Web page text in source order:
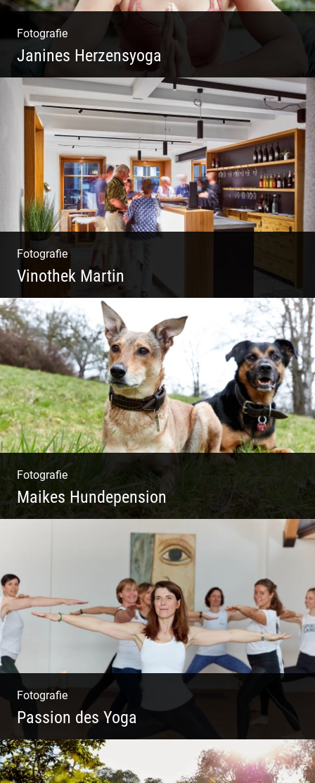
Fotografie
Janines Herzensyoga
Spontanes Yoga-Shooting
Fotografie
Vinothek Martin
Shooting Vinothek und Ferienwohnung
Fotografie
Maikes Hundepension
Tierisch lebendiges Shooting
Fotografie
Passion des Yoga
Ein herzliches Team